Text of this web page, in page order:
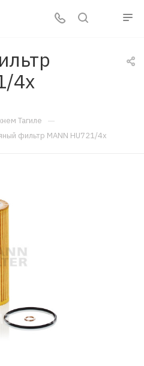
4x
Тагиле —
фильтр MANN HU721/4x